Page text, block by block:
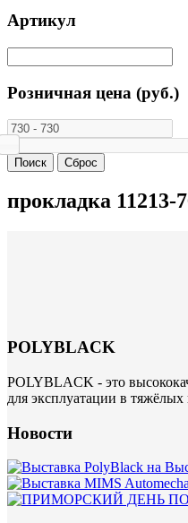
Артикул
Розничная цена (руб.)
прокладка 11213-
POLYBLACK
POLYBLACK - это
для эксплуатации в
Новости